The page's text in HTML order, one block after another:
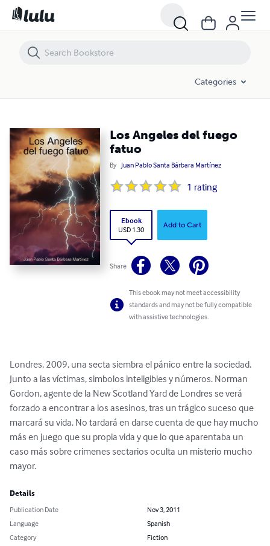
Categories
Los Angeles del fuego
fatuo
By Juan Pablo Santa Bárbara Martínez
1 rating
Ebook
USD 1.30
Add to Cart
Share
This ebook may not meet accessibility
standards and may not be fully compatible
with assistive technologies.
Londres, 2009, una secta siembra el pánico entre la sociedad.
Junto a las víctimas, simbolos inteligibles y números. Norman
Gordon, agente de la New Scotland Yard de Londres se verá
forzado a encontrar a los asesinos, tras un trágico suceso que
marcará su vida. No tardará en darse cuenta de que hay mucho
más en juego que su propia vida y que lo que aparentaba un
caso más sobre crimenes sectarios oculta un misterio mucho
mayor.
Details
Publication Date
Nov 3, 2011
Language
Spanish
Category
Fiction
Los Angeles del fuego fatuo